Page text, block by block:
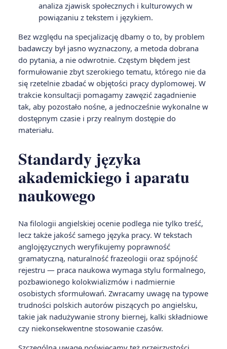
analiza zjawisk społecznych i kulturowych w
powiązaniu z tekstem i językiem.
Bez względu na specjalizację dbamy o to, by problem
badawczy był jasno wyznaczony, a metoda dobrana
do pytania, a nie odwrotnie. Częstym błędem jest
formułowanie zbyt szerokiego tematu, którego nie da
się rzetelnie zbadać w objętości pracy dyplomowej. W
trakcie konsultacji pomagamy zawęzić zagadnienie
tak, aby pozostało nośne, a jednocześnie wykonalne w
dostępnym czasie i przy realnym dostępie do
materiału.
Standardy języka
akademickiego i aparatu
naukowego
Na filologii angielskiej ocenie podlega nie tylko treść,
lecz także jakość samego języka pracy. W tekstach
anglojęzycznych weryfikujemy poprawność
gramatyczną, naturalność frazeologii oraz spójność
rejestru — praca naukowa wymaga stylu formalnego,
pozbawionego kolokwializmów i nadmiernie
osobistych sformułowań. Zwracamy uwagę na typowe
trudności polskich autorów piszących po angielsku,
takie jak nadużywanie strony biernej, kalki składniowe
czy niekonsekwentne stosowanie czasów.